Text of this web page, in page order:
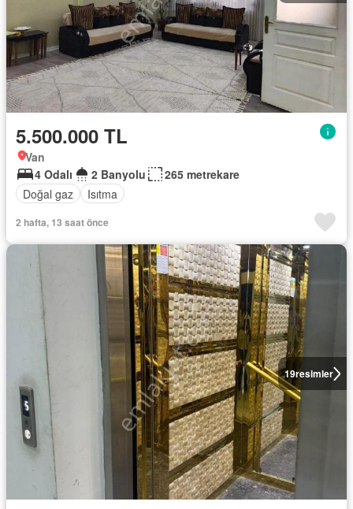
5.500.000 TL
Van
4 Odalı
2 Banyolu
265 metrekare
Doğal gaz
Isıtma
2 hafta, 13 saat önce
19resimler